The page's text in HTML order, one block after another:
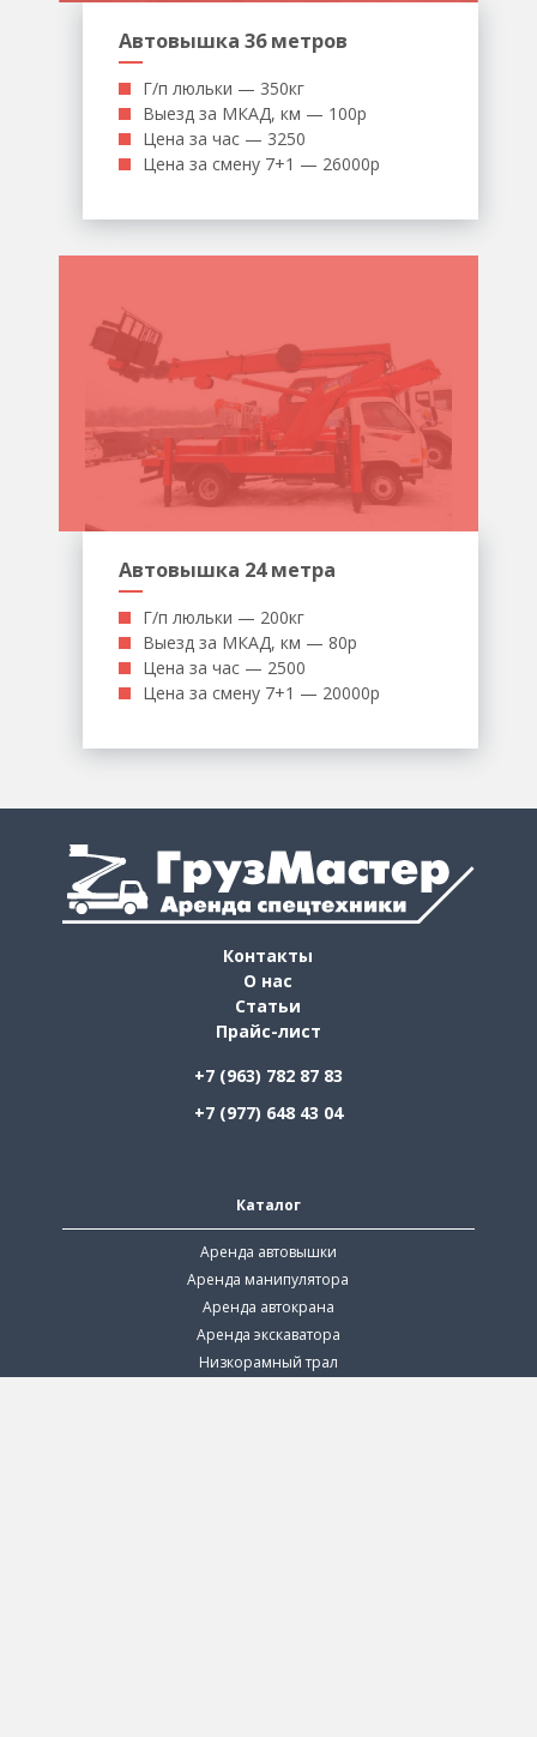
Автовышка 36 метров
Г/п люльки — 350кг
Выезд за МКАД, км — 100р
Цена за час — 3250
Цена за смену 7+1 — 26000р
Автовышка 24 метра
Г/п люльки — 200кг
Выезд за МКАД, км — 80р
Цена за час — 2500
Цена за смену 7+1 — 20000р
Контакты
О нас
Статьи
Прайс-лист
+7 (963) 782 87 83
+7 (977) 648 43 04
Каталог
Аренда автовышки
Аренда манипулятора
Аренда автокрана
Аренда экскаватора
Низкорамный трал